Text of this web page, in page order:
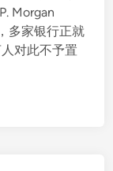
Morgan
多家银行正就
对此不予置